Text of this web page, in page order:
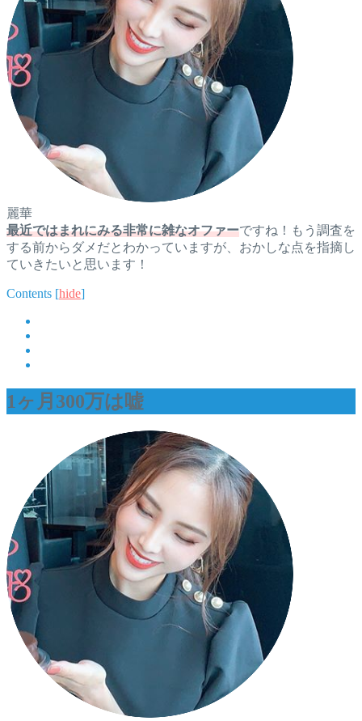
麗華
最近ではまれにみる非常に雑なオファーですね！もう調査を
する前からダメだとわかっていますが、おかしな点を指摘し
ていきたいと思います！
Contents [hide]
1ヶ月300万は嘘